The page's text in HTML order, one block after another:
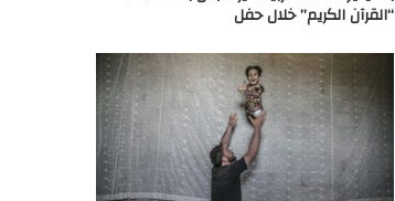
“القرآن الكريم” خلال حفل